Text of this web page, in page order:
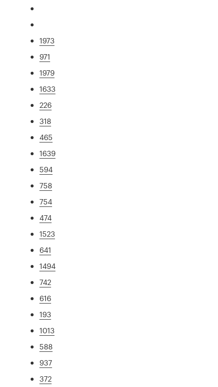
1973
971
1979
1633
226
318
465
1639
594
758
754
474
1523
641
1494
742
616
193
1013
588
937
372